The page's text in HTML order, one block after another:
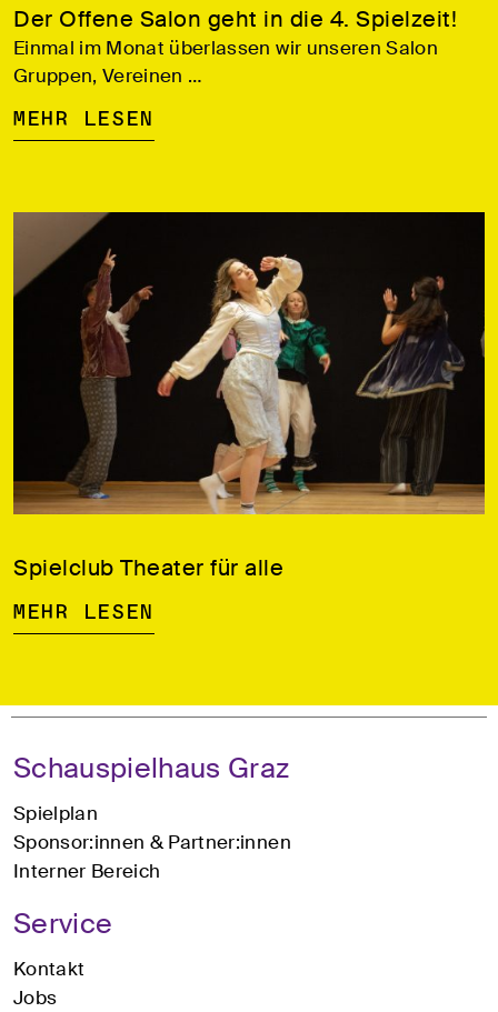
Der Offene Salon geht in die 4. Spielzeit!
Einmal im Monat überlassen wir unseren Salon
Gruppen, Vereinen …
Mehr lesen
Spielclub Theater für alle
Mehr lesen
Schauspielhaus Graz
Spielplan
Sponsor:innen & Partner:innen
Interner Bereich
Service
Kontakt
Jobs